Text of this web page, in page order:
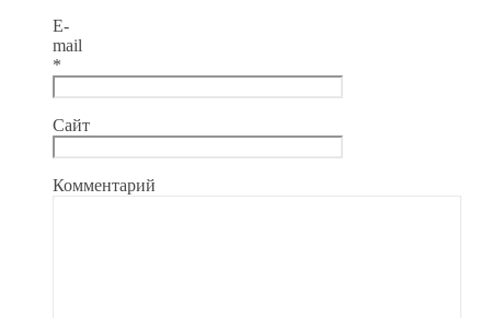
E-
mail
*
Сайт
Комментарий